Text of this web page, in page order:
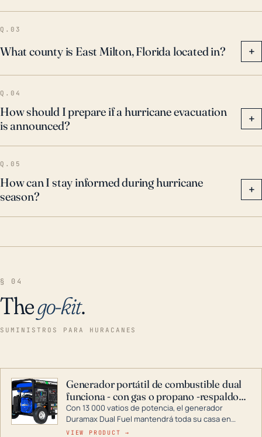
factores secundarios como los tornados generados
por estas tormentas. Dadas estas consideraciones,
está claro que los residentes de East Milton
necesitan mantener un alto nivel de preparación
durante la temporada de huracanes.
Q.03
What county is East Milton, Florida located in? +
Q.04
How should I prepare if a hurricane evacuation
is announced?
+
Q.05
How can I stay informed during hurricane
season?
+
§ 04
Thego-kit.
SUMINISTROS PARA HURACANES
Generador portátil de combustible dual
funciona - con gas o propano -respaldo
para el hogar
Con 13 000 vatios de potencia, el generador
Duramax Dual Fuel mantendrá toda su casa en
funcionamiento durante una tormenta o un corte
VIEW PRODUCT →